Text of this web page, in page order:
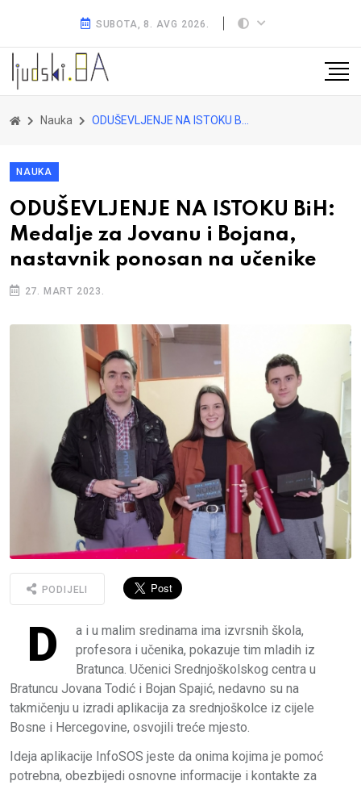
SUBOTA, 8. AVG 2026.
Nauka ODUŠEVLJENJE NA ISTOKU BiH: Medalje za Jovanu i Bojana, nastavnik ponosan na učenike
NAUKA
ODUŠEVLJENJE NA ISTOKU BiH:
Medalje za Jovanu i Bojana,
nastavnik ponosan na učenike
27. MART 2023.
PODIJELI
D
a i u malim sredinama ima izvrsnih škola,
profesora i učenika, pokazuje tim mladih iz
Bratunca. Učenici Srednjoškolskog centra u
Bratuncu Jovana Todić i Bojan Spajić, nedavno su na
takmičenju u izradi aplikacija za srednjoškolce iz cijele
Bosne i Hercegovine, osvojili treće mjesto.
Ideja aplikacije InfoSOS jeste da onima kojima je pomoć
potrebna, obezbijedi osnovne informacije i kontakte za